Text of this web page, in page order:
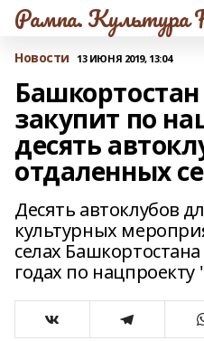
Рампа. Культура
Новости 13 ИЮНЯ 2019, 13:04
закупит по
десять
отдаленных
Десять автоклубов
культурных
селах Башкортостана
годах по нацпроекту